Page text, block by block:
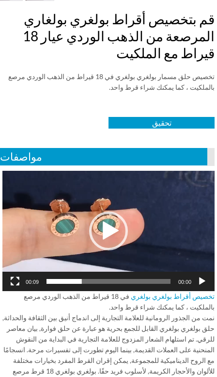
بتخصيص أقراط بولغري بولغاري
المرصعة من الذهب الوردي عيار 18
مع الملكيت
تخصيص حلق مسمار بولغري بولغري في 18 قيراط من الذهب الوردي مرصع
، كما يمكنك شراء قرط واحد.
تحقيق
مواصفات
00:00
00:09
أقراط بولغري بولغري
في 18 قيراط من الذهب الوردي مرصع
، كما يمكنك شراء قرط واحد.
من الجذور الرومانية للعلامة التجارية إلى اندماج أنيق بين الثقافة والحداثة,
بولغري بولغري القابل للجمع بحرية هو عبارة عن حلق فوارة, بيان معاصر
تم استلهام الشعار المزدوج للعلامة التجارية في البداية من النقوش
على العملات القديمة, بينما اليوم تطورت إلى تفسيرات مرحة. انسجامًا
الروح الديناميكية للمجموعة, يمكن إقران القرط المفرد بخيارات مختلفة
للألوان والأحجار الكريمة, لأسلوب فريد حقًا. بولغري بولغري 18 قرط مرصع